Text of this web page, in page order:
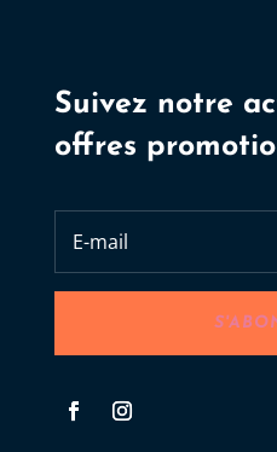
Suivez notre
offres